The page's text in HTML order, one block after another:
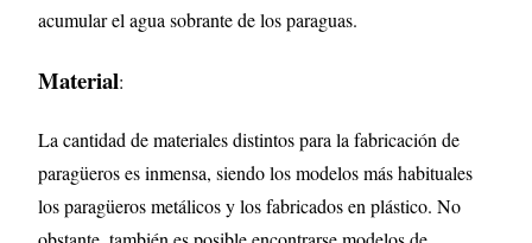
acumular el agua sobrante de los paraguas.
Material:
La cantidad de materiales distintos para la fabricación de
paragüeros es inmensa, siendo los modelos más habituales
los paragüeros metálicos y los fabricados en plástico. No